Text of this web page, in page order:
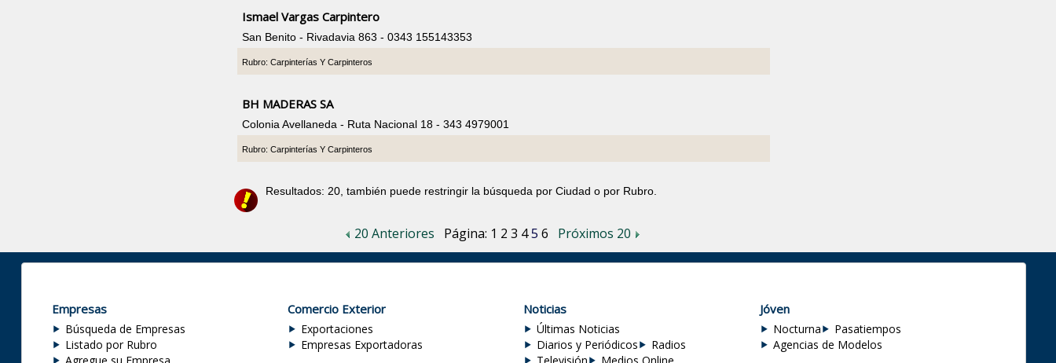
Ismael Vargas Carpintero
San Benito - Rivadavia 863 - 0343 155143353
Rubro: Carpinterías Y Carpinteros
BH MADERAS SA
Colonia Avellaneda - Ruta Nacional 18 - 343 4979001
Rubro: Carpinterías Y Carpinteros
Resultados: 20, también puede restringir la búsqueda por Ciudad o por Rubro.
20 Anteriores Página: 1 2 3 45 6 Próximos 20
Empresas
Búsqueda de Empresas
Listado por Rubro
Comercio Exterior
Exportaciones
Empresas Exportadoras
Noticias
Últimas Noticias
Diarios y Periódicos
Radios
Jóven
Nocturna
Pasatiempos
Agencias de Modelos